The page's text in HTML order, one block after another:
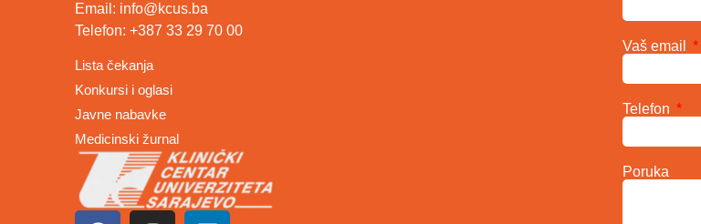
Email: info@kcus.ba
Telefon: +387 33 29 70 00
Lista čekanja
Konkursi i oglasi
Javne nabavke
Medicinski žurnal
Vaš email
Telefon
Poruka